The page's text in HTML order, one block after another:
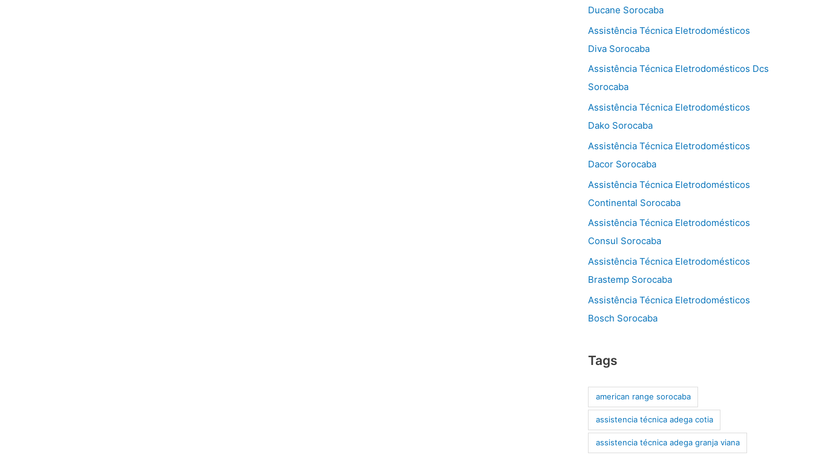
Ducane Sorocaba
Assistência Técnica Eletrodomésticos
Diva Sorocaba
Assistência Técnica Eletrodomésticos Dcs
Sorocaba
Assistência Técnica Eletrodomésticos
Dako Sorocaba
Assistência Técnica Eletrodomésticos
Dacor Sorocaba
Assistência Técnica Eletrodomésticos
Continental Sorocaba
Assistência Técnica Eletrodomésticos
Consul Sorocaba
Assistência Técnica Eletrodomésticos
Brastemp Sorocaba
Assistência Técnica Eletrodomésticos
Bosch Sorocaba
Tags
american range sorocaba
assistencia técnica adega cotia
assistencia técnica adega granja viana